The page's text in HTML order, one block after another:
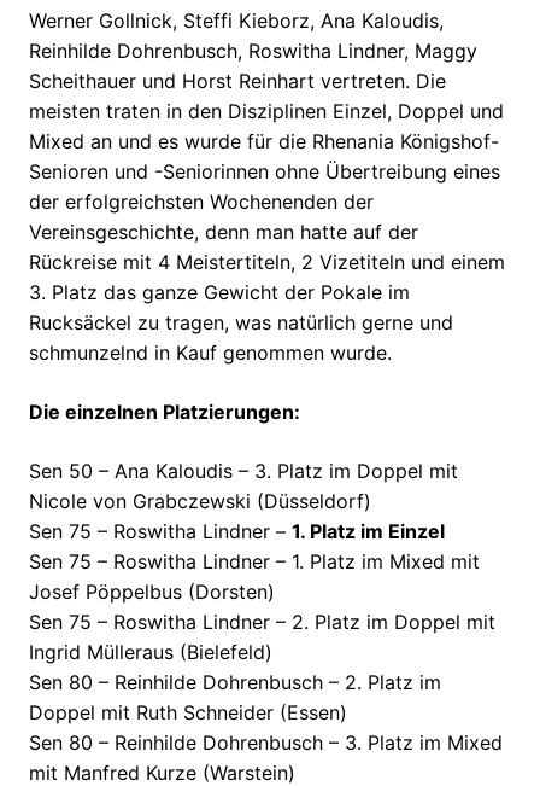
Werner Gollnick, Steffi Kieborz, Ana Kaloudis,
Reinhilde Dohrenbusch, Roswitha Lindner, Maggy
Scheithauer und Horst Reinhart vertreten. Die
meisten traten in den Disziplinen Einzel, Doppel und
Mixed an und es wurde für die Rhenania Königshof-
Senioren und -Seniorinnen ohne Übertreibung eines
der erfolgreichsten Wochenenden der
Vereinsgeschichte, denn man hatte auf der
Rückreise mit 4 Meistertiteln, 2 Vizetiteln und einem
3. Platz das ganze Gewicht der Pokale im
Rucksäckel zu tragen, was natürlich gerne und
schmunzelnd in Kauf genommen wurde.
Die einzelnen Platzierungen:
Sen 50 – Ana Kaloudis – 3. Platz im Doppel mit
Nicole von Grabczewski (Düsseldorf)
Sen 75 – Roswitha Lindner – 1. Platz im Einzel
Sen 75 – Roswitha Lindner – 1. Platz im Mixed mit
Josef Pöppelbus (Dorsten)
Sen 75 – Roswitha Lindner – 2. Platz im Doppel mit
Ingrid Mülleraus (Bielefeld)
Sen 80 – Reinhilde Dohrenbusch – 2. Platz im
Doppel mit Ruth Schneider (Essen)
Sen 80 – Reinhilde Dohrenbusch – 3. Platz im Mixed
mit Manfred Kurze (Warstein)